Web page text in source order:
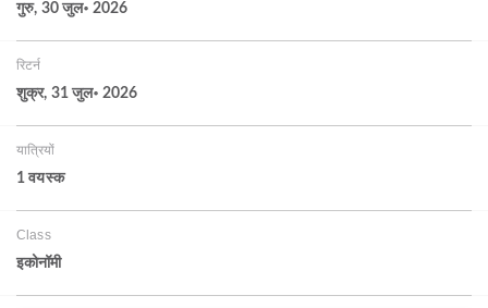
गुरु, 30 जुल॰ 2026
रिटर्न
शुक्र, 31 जुल॰ 2026
यात्रियों
1 वयस्‍क
Class
इकोनॉमी